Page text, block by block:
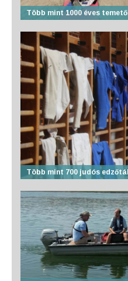
Több mint 1000 éves
Több mint 700 judós